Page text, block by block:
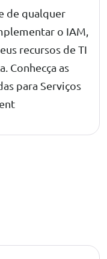
de qualquer
o IAM,
recursos de TI
Conhecça as
para Serviços